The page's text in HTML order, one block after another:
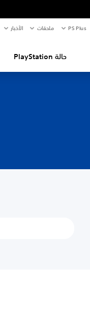
PS Plus ملحقات الأخبار
حالة PlayStation